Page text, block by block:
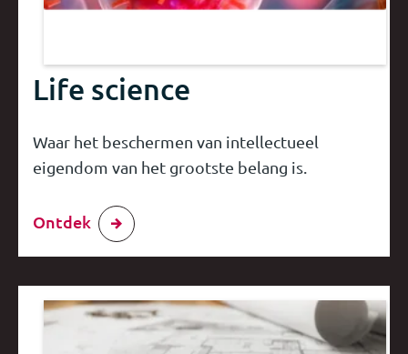
Life science
Waar het beschermen van intellectueel
eigendom van het grootste belang is.
Ontdek